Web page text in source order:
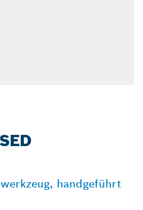
handgeführt